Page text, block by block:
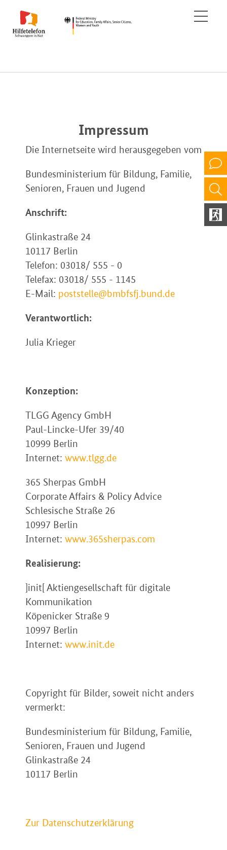
Impressum
Die Internetseite wird herausgegeben vom
Bundesministerium für Bildung, Familie,
Senioren, Frauen und Jugend
Anschrift:
Glinkastraße 24
10117 Berlin
Telefon: 03018/ 555 - 0
Telefax: 03018/ 555 - 1145
E-Mail: poststelle@bmbfsfj.bund.de
Verantwortlich:
Julia Krieger
Konzeption:
TLGG Agency GmbH
Paul-Lincke-Ufer 39/40
10999 Berlin
Internet: www.tlgg.de
365 Sherpas GmbH
Corporate Affairs & Policy Advice
Schlesische Straße 26
10997 Berlin
Internet: www.365sherpas.com
Realisierung:
]init[ Aktiengesellschaft für digitale
Kommunikation
Köpenicker Straße 9
10997 Berlin
Internet: www.init.de
Copyright für Bilder, soweit nicht anders
vermerkt:
Bundesministerium für Bildung, Familie,
Senioren, Frauen und Jugend
Glinkastraße 24
10117 Berlin
Zur Datenschutzerklärung